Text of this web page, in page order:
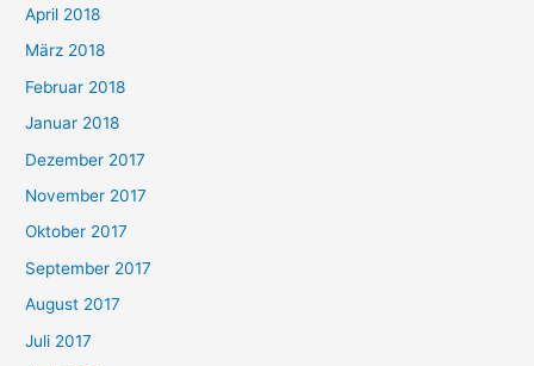
April 2018
März 2018
Februar 2018
Januar 2018
Dezember 2017
November 2017
Oktober 2017
September 2017
August 2017
Juli 2017